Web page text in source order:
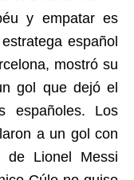
y empatar es
español
mostró su
gol que dejó el
españoles. Los
a un gol con
de Lionel Messi